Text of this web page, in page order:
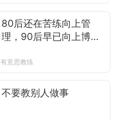
80后还在苦练向上管
理，90后早已向上博
早就翻篇了
有意思教练
不要教别人做事